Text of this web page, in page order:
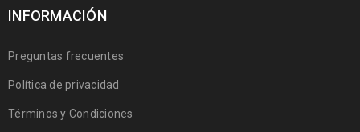
INFORMACIÓN
Preguntas frecuentes
Política de privacidad
Términos y Condiciones